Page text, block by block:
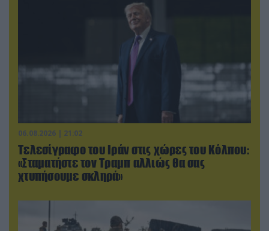
06.08.2026 | 21:02
Τελεσίγραφο του Ιράν στις χώρες του Κόλπου:
«Σταματήστε τον Τραμπ αλλιώς θα σας
χτυπήσουμε σκληρά»